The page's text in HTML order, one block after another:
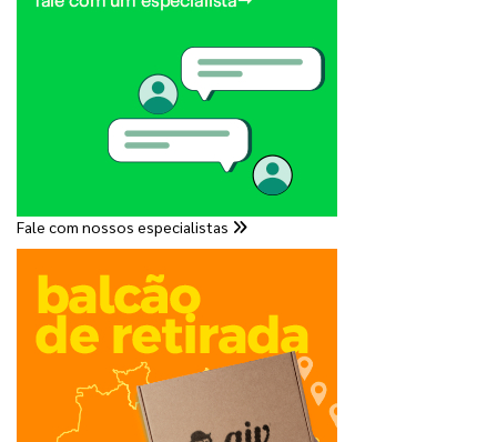
Fale com nossos especialistas